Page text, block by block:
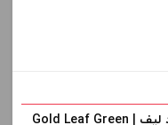
جویس تنباکو نعنا گلد لیف | Gold Leaf Green